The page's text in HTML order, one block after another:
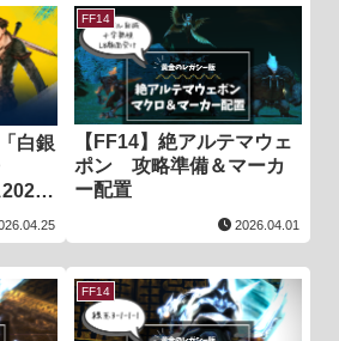
白銀
FF14
【FF14】絶アルテマウェ
ポン 攻略準備＆マーカ
ー配置
2026.04.01
FF14